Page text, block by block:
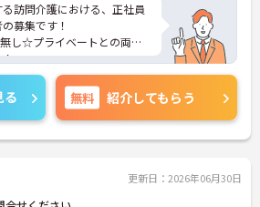
訪問介護における、正社員
募集です！
し☆プライベートとの両立
！
対策ポイントなど、さらに
のでお気軽にご相談くださ
る 無料 紹介してもらう
更新日：2026年06月30日